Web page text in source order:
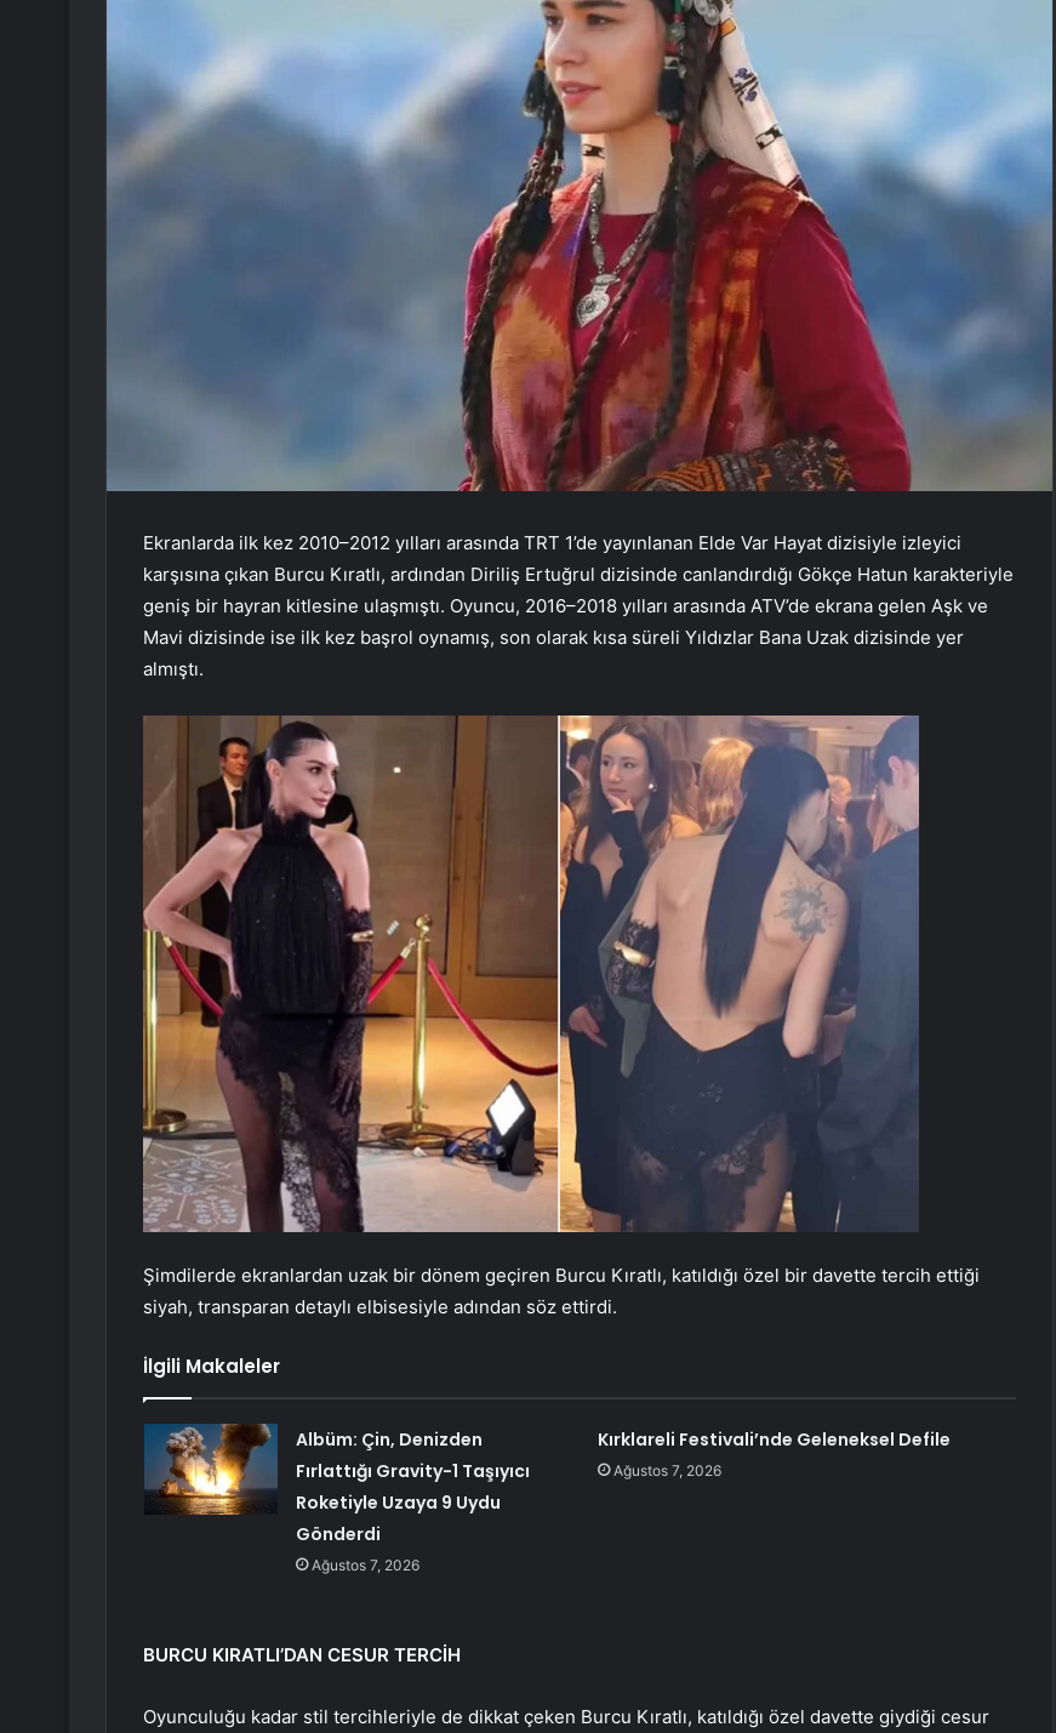
Ekranlarda ilk kez 2010–2012 yılları arasında TRT 1’de yayınlanan Elde Var Hayat dizisiyle izleyici
karşısına çıkan Burcu Kıratlı, ardından Diriliş Ertuğrul dizisinde canlandırdığı Gökçe Hatun karakteriyle
geniş bir hayran kitlesine ulaşmıştı. Oyuncu, 2016–2018 yılları arasında ATV’de ekrana gelen Aşk ve
Mavi dizisinde ise ilk kez başrol oynamış, son olarak kısa süreli Yıldızlar Bana Uzak dizisinde yer
almıştı.
Şimdilerde ekranlardan uzak bir dönem geçiren Burcu Kıratlı, katıldığı özel bir davette tercih ettiği
siyah, transparan detaylı elbisesiyle adından söz ettirdi.
İlgili Makaleler
Albüm: Çin, Denizden
Fırlattığı Gravity-1 Taşıyıcı
Roketiyle Uzaya 9 Uydu
Gönderdi
Ağustos 7, 2026
Kırklareli Festivali’nde Geleneksel Defile
Ağustos 7, 2026
BURCU KIRATLI’DAN CESUR TERCİH
Oyunculuğu kadar stil tercihleriyle de dikkat çeken Burcu Kıratlı, katıldığı özel davette giydiği cesur